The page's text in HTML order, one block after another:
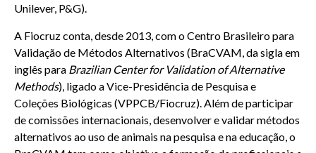
Unilever, P&G).
A Fiocruz conta, desde 2013, com o Centro Brasileiro para
Validação de Métodos Alternativos (BraCVAM, da sigla em
inglês para Brazilian Center for Validation of Alternative
Methods), ligado a Vice-Presidência de Pesquisa e
Coleções Biológicas (VPPCB/Fiocruz). Além de participar
de comissões internacionais, desenvolver e validar métodos
alternativos ao uso de animais na pesquisa e na educação, o